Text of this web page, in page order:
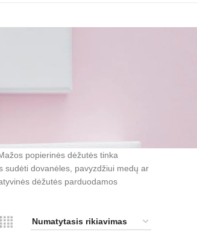
popierinės dėžutės tinka
sudėti dovanėles, pavyzdžiui medų ar
dėžutės parduodamos